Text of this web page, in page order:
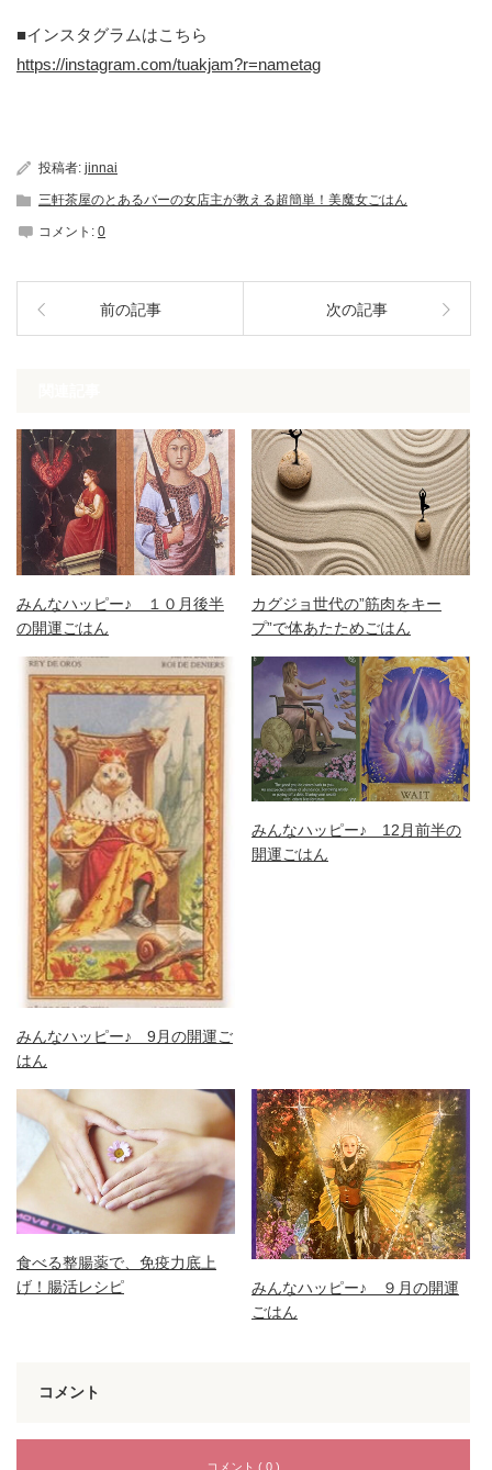
■インスタグラムはこちら
https://instagram.com/tuakjam?r=nametag
投稿者: jinnai
三軒茶屋のとあるバーの女店主が教える超簡単！美魔女ごはん
コメント: 0
前の記事 次の記事
みんなハッピー♪ １０月後半
の開運ごはん
カグジョ世代の”筋肉をキー
プ”で体あたためごはん
みんなハッピー♪ 9月の開運ご
はん
みんなハッピー♪ 12月前半の
開運ごはん
食べる整腸薬で、免疫力底上
げ！腸活レシピ
みんなハッピー♪ ９月の開運
ごはん
コメント
コメント ( 0 )